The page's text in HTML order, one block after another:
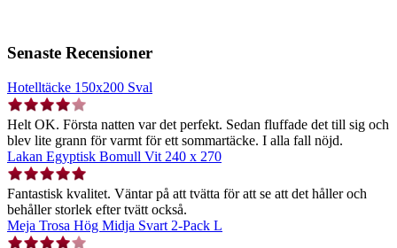
Senaste Recensioner
Hotelltäcke 150x200 Sval
Helt OK. Första natten var det perfekt. Sedan fluffade det till sig och
blev lite grann för varmt för ett sommartäcke. I alla fall nöjd.
Lakan Egyptisk Bomull Vit 240 x 270
Fantastisk kvalitet. Väntar på att tvätta för att se att det håller och
behåller storlek efter tvätt också.
Meja Trosa Hög Midja Svart 2-Pack L